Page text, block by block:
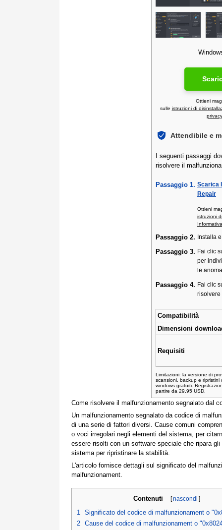
Come risolvere il malfunzionamento segnalato dal
Un malfunzionamento segnalato da codice di
di una serie di fattori diversi. Cause comuni
o voci irregolari negli elementi del sistema, per
essere risolti con un software speciale che ripara
sistema per ripristinare la stabilità.
L'articolo fornisce dettagli sul significato del
malfunzionament.
Contenuti [ nascondi ]
1
Significato del codice di malfunzionament o
2 Cause del codice di malfunzionament o
Ottieni
sulle istruzioni di
privacy
Attendibile e
I seguenti passaggi
risolvere il
Passaggio 1. Scarica
Repair
Ottieni
istruzioni
Passaggio 2. Installa
Passaggio 3. Fai clic
per
le
Passaggio 4. Fai clic
risolvere
Compatibilità
Dimensioni
Requisiti
Limitazioni: la versione di
scansioni, backup e ripristini
windows gratuiti.
partire da 29,95 USD.